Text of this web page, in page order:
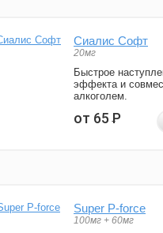
Сиалис Софт
20мг
Быстрое
эффекта и
алкоголем.
от 65Р
Super P-force
100мг + 60мг